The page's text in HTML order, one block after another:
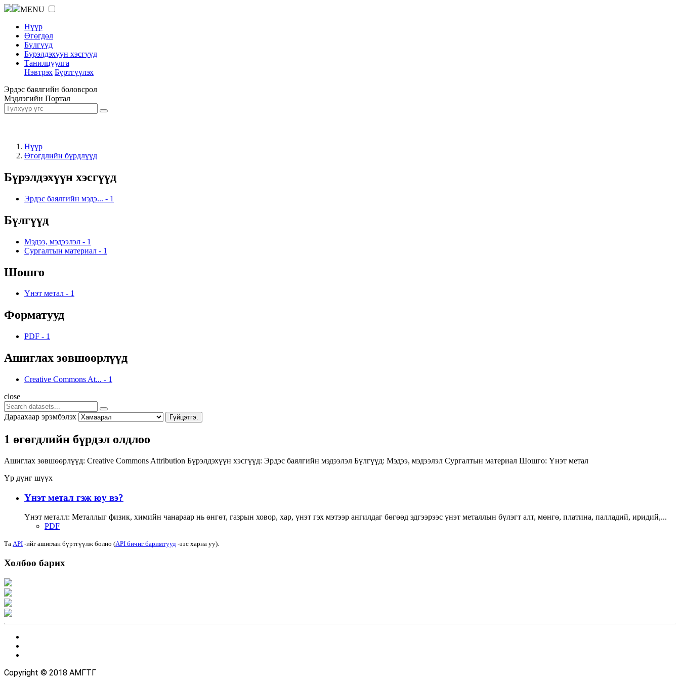
MENU
Нүүр
Өгөгдөл
Бүлгүүд
Бүрэлдэхүүн хэсгүүд
Танилцуулга
Нэвтрэх Бүртгүүлэх
Эрдэс баялгийн боловсрол
Мэдлэгийн Портал
Нүүр
Өгөгдлийн бүрдлүүд
Бүрэлдэхүүн хэсгүүд
Эрдэс баялгийн мэдэ... - 1
Бүлгүүд
Мэдээ, мэдээлэл - 1
Сургалтын материал - 1
Шошго
Үнэт метал - 1
Форматууд
PDF - 1
Ашиглах зөвшөөрлүүд
Creative Commons At... - 1
close
Дараахаар эрэмбэлэх Гүйцэтгэ.
1 өгөгдлийн бүрдэл олдлоо
Ашиглах зөвшөөрлүүд: Creative Commons Attribution Бүрэлдэхүүн хэсгүүд: Эрдэс баялгийн мэдээлэл Бүлгүүд: Мэдээ, мэдээлэл Сургалтын материал Шошго: Үнэт метал
Үр дүнг шүүх
Үнэт метал гэж юу вэ?
Үнэт металл: Металлыг физик, химийн чанараар нь өнгөт, газрын ховор, хар, үнэт гэх мэтээр ангилдаг бөгөөд эдгээрээс үнэт металлын бүлэгт алт, мөнгө, платина, палладий, иридий,...
PDF
Та API -ийг ашиглан бүртгүүлж болно (API бичиг баримтууд -ээс харна уу).
Холбоо барих
Copyright © 2018 АМГТГ